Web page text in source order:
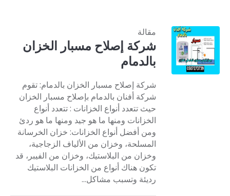
مقالة
شركة إصلاح مسبار الخزان
بالدمام
شركة إصلاح مسبار الخزان بالدمام: تقوم
شركة أفنان بالدمام بإصلاح مسبار الخزان
حيث تتعدد أنواع الخزانات : تتعدد أنواع
الخزانات ومنها ما هو جيد ومنها ما هو ردئ
ومن أفضل أنواع الخزانات: خزان الخرسانة
المسلحة، وخزان من الألياف الزجاجية،
وخزان من البلاستيك، وخزان من الفيبر، قد
تكون هناك أنواع من الخزانات البلاستيك
رديئة وتسبب مشاكل...